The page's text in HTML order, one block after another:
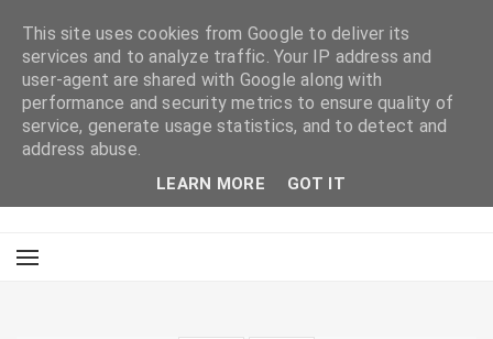
This site uses cookies from Google to deliver its
services and to analyze traffic. Your IP address and
user-agent are shared with Google along with
performance and security metrics to ensure quality of
service, generate usage statistics, and to detect and
address abuse.
LEARN MORE GOT IT